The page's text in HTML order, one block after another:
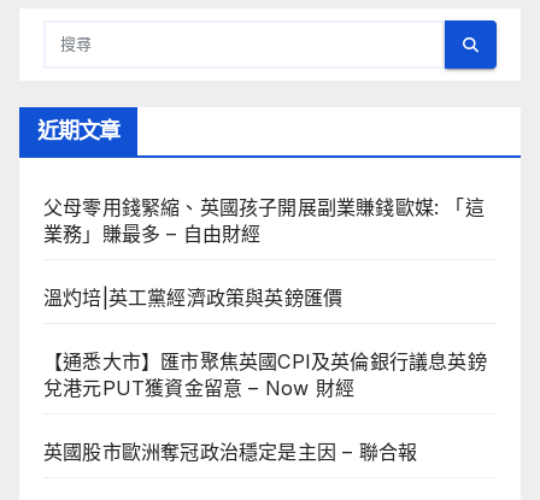
近期文章
父母零用錢緊縮、英國孩子開展副業賺錢歐媒: 「這
業務」賺最多 – 自由財經
溫灼培|英工黨經濟政策與英鎊匯價
【通悉大市】匯市聚焦英國CPI及英倫銀行議息英鎊
兌港元PUT獲資金留意 – Now 財經
英國股市歐洲奪冠政治穩定是主因 – 聯合報